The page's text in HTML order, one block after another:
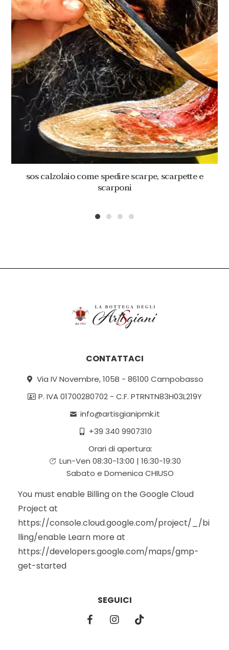
sos calzolaio come spedire scarpe, scarpette e
scarponi
CONTATTACI
Via IV Novembre, 105B - 86100 Campobasso
P. IVA 01700280702 - C.F. PTRNTN83H03L219Y
info@artisgianipmk.it
+39 340 9907310
Orari di apertura:
Lun-Ven 08:30-13:00 | 16:30-19:30
Sabato e Domenica CHIUSO
You must enable Billing on the Google Cloud
Project at
https://console.cloud.google.com/project/_/bi
lling/enable Learn more at
https://developers.google.com/maps/gmp-
get-started
SEGUICI